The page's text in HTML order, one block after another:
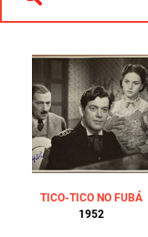
TICO-TICO NO FUBÁ
1952